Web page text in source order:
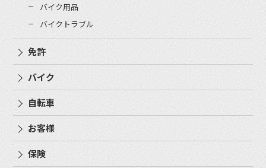
バイク用品
バイクトラブル
免許
バイク
自転車
お客様
保険